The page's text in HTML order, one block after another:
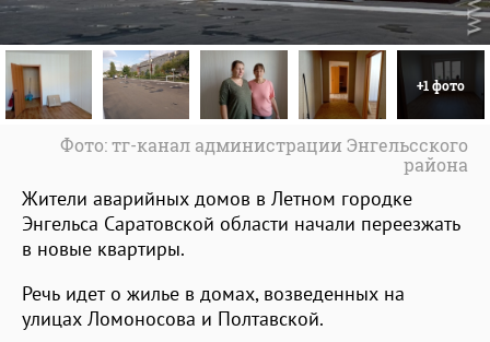
+1 фото
Фото: тг-канал администрации Энгельсского
района
Жители аварийных домов в Летном городке
Энгельса Саратовской области начали переезжать
в новые квартиры.
Речь идет о жилье в домах, возведенных на
улицах Ломоносова и Полтавской.